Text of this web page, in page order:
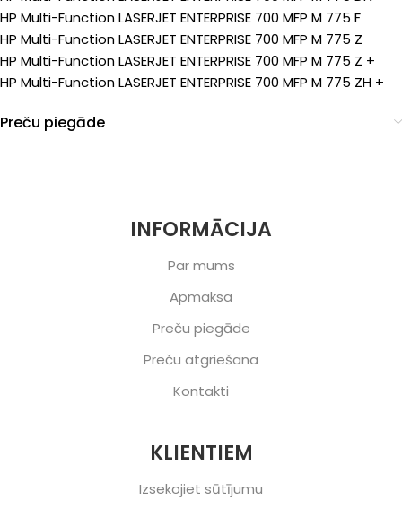
HP Multi-Function LASERJET ENTERPRISE 700 MFP M 775 F
HP Multi-Function LASERJET ENTERPRISE 700 MFP M 775 Z
HP Multi-Function LASERJET ENTERPRISE 700 MFP M 775 Z +
HP Multi-Function LASERJET ENTERPRISE 700 MFP M 775 ZH +
Preču piegāde
INFORMĀCIJA
Par mums
Apmaksa
Preču piegāde
Preču atgriešana
Kontakti
KLIENTIEM
Izsekojiet sūtījumu